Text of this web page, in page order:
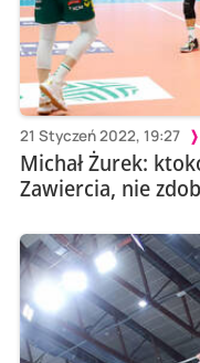
21 Styczeń 2022, 19:27
Michał Żurek:
Zawiercia, nie